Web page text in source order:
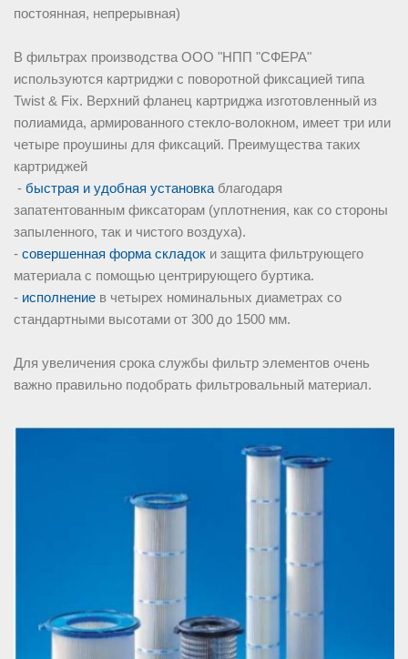
постоянная, непрерывная)
В фильтрах производства ООО "НПП "СФЕРА"
используются картриджи с поворотной фиксацией типа
Twist & Fix. Верхний фланец картриджа изготовленный из
полиамида, армированного стекло-волокном, имеет три или
четыре проушины для фиксаций. Преимущества таких
картриджей
- быстрая и удобная установка благодаря
запатентованным фиксаторам (уплотнения, как со стороны
запыленного, так и чистого воздуха).
- совершенная форма складок и защита фильтрующего
материала с помощью центрирующего буртика.
- исполнение в четырех номинальных диаметрах со
стандартными высотами от 300 до 1500 мм.
Для увеличения срока службы фильтр элементов очень
важно правильно подобрать фильтровальный материал.